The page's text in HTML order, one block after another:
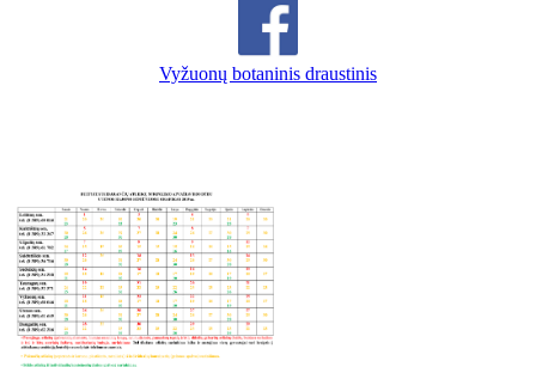
Vyžuonų botaninis draustinis